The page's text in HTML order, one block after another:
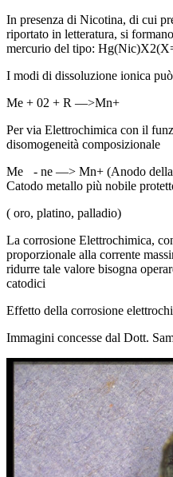
In presenza di Nicotina, di cui
riportato in letteratura, si
mercurio del tipo:
I modi di dissoluzione ionica può
Me + 02 + R —>Mn+
Per via Elettrochimica con il
disomogeneità composizionale
Me
- ne —> Mn+ (Anodo
Catodo metallo più nobile
( oro, platino, palladio)
La corrosione Elettrochimica,
proporzionale alla corrente
ridurre tale valore bisogna
catodici
Effetto della corrosione
Immagini concesse dal Dott.